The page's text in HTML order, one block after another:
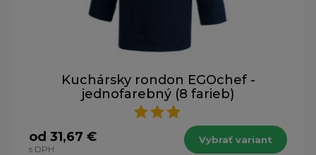
Kuchársky rondon EGOchef -
jednofarebný (8 farieb)
od 31,67 €
s DPH
Vybrať variant